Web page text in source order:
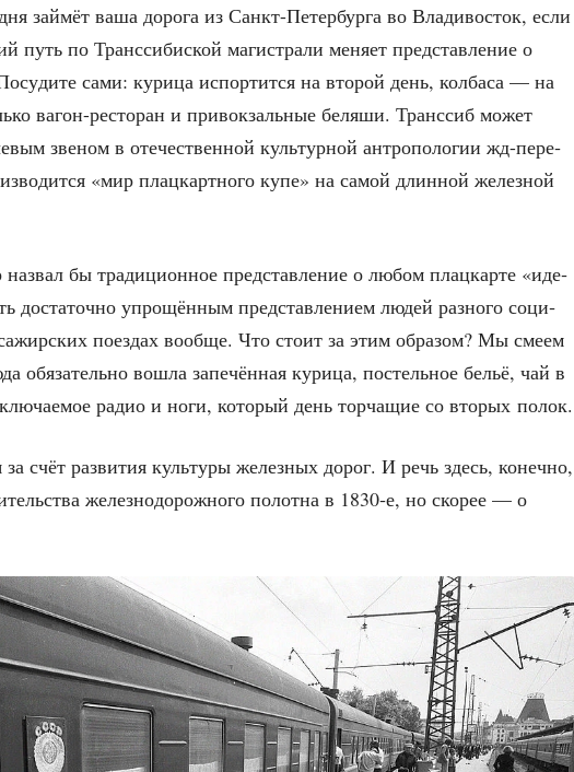
зай­мёт ваша доро­га из Санкт-Петер­бур­га во Вла­ди­во­сток, если
путь по Транс­си­бис­кой маги­стра­ли меня­ет пред­став­ле­ние о
сами: кури­ца испор­тит­ся на вто­рой день, кол­ба­са — на
вагон-ресто­ран и при­вок­заль­ные беля­ши. Транс­сиб может
зве­ном в оте­че­ствен­ной куль­тур­ной антро­по­ло­гии жд-пере­
«мир плац­карт­но­го купе» на самой длин­ной желез­ной
бы тра­ди­ци­он­ное пред­став­ле­ние о любом плац­кар­те «иде­
доста­точ­но упро­щён­ным пред­став­ле­ни­ем людей раз­но­го соци­
поез­дах вооб­ще. Что сто­ит за этим обра­зом? Мы сме­ем
обя­за­тель­но вошла запе­чён­ная кури­ца, постель­ное бельё, чай в
радио и ноги, кото­рый день тор­ча­щие со вто­рых полок.
за счёт раз­ви­тия куль­ту­ры желез­ных дорог. И речь здесь, конеч­но,
желез­но­до­рож­но­го полот­на в 1830‑е, но ско­рее — о